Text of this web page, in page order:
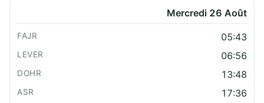
Mercredi 26 Août
05:43
06:56
13:48
17:36